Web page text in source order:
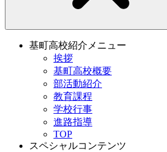
基町高校紹介メニュー
挨拶
基町高校概要
部活動紹介
教育課程
学校行事
進路指導
TOP
スペシャルコンテンツ